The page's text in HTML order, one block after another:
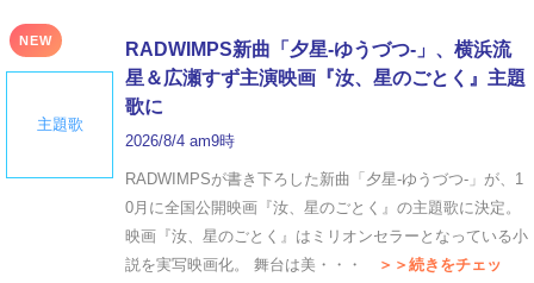
NEW
主題歌
RADWIMPS新曲「夕星-ゆうづつ-」、横浜流
星＆広瀬すず主演映画『汝、星のごとく』主題
歌に
2026/8/4 am9時
RADWIMPSが書き下ろした新曲「夕星-ゆうづつ-」が、1
0月に全国公開映画『汝、星のごとく』の主題歌に決定。
映画『汝、星のごとく』はミリオンセラーとなっている小
説を実写映画化。 舞台は美・・・
＞＞続きをチェッ